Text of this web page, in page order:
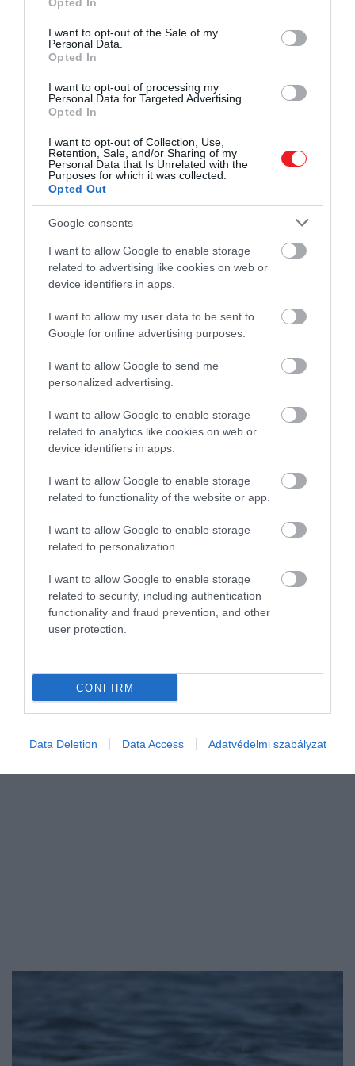
use your data for below specified purposes in below Google
consent section.
I want to opt-out of the Sale of my
Personal Data.
Opted In
I want to opt-out of processing my
Personal Data for Targeted Advertising.
Opted In
I want to opt-out of Collection, Use,
Retention, Sale, and/or Sharing of my
Personal Data that Is Unrelated with the
Purposes for which it was collected.
Opted Out
Google consents
I want to allow Google to enable storage
related to advertising like cookies on web or
device identifiers in apps.
I want to allow my user data to be sent to
Google for online advertising purposes.
I want to allow Google to send me
personalized advertising.
I want to allow Google to enable storage
related to analytics like cookies on web or
device identifiers in apps.
I want to allow Google to enable storage
related to functionality of the website or app.
I want to allow Google to enable storage
related to personalization.
I want to allow Google to enable storage
related to security, including authentication
functionality and fraud prevention, and other
user protection.
CONFIRM
Data Deletion Data Access Adatvédelmi szabályzat
Szeptember 27-én, 89 éves korában
meghalt a két Oscar-díjas Maggie Smith.
megerősítette a BBC-nek.
2024. SZEPTEMBER 27. ● HAMU ÉS GYÉMÁNT
89 éves korában elhunyt
Maggie Smith
HAMU ÉS GYÉMÁNT